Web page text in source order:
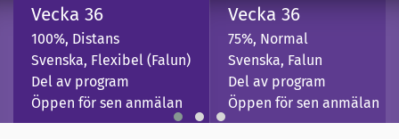
Vecka 36
100%, Distans
Svenska, Flexibel (Falun)
Del av program
Öppen för sen anmälan
Vecka 36
75%, Normal
Svenska, Falun
Del av program
Öppen för sen anmälan